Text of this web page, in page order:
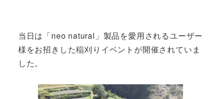
当日は「neo natural」製品を愛用されるユーザー
様をお招きした稲刈りイベントが開催されていま
した。